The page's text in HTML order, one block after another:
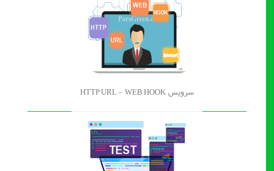
سرویس HTTP URL - WEB HOOK